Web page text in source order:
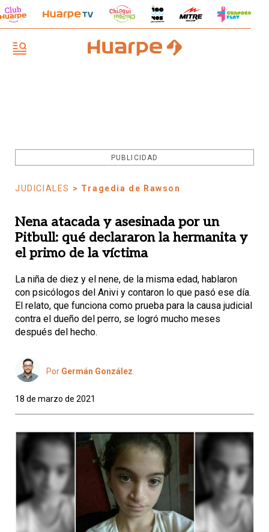
PUBLICIDAD
JUDICIALES > Tragedia de Rawson
Nena atacada y asesinada por un
Pitbull: qué declararon la hermanita y
el primo de la víctima
La niña de diez y el nene, de la misma edad, hablaron
con psicólogos del Anivi y contaron lo que pasó ese día.
El relato, que funciona como prueba para la causa judicial
contra el dueño del perro, se logró mucho meses
después del hecho.
Por Germán González
18 de marzo de 2021